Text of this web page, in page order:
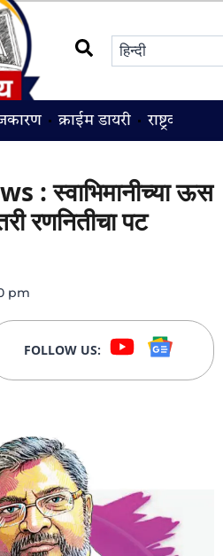
क्राईम डायरी राष्ट्रवादी
स्वाभिमानीच्या ऊस
रणनितीचा पट
pm
FOLLOW US: